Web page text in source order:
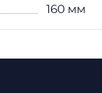
160 мм